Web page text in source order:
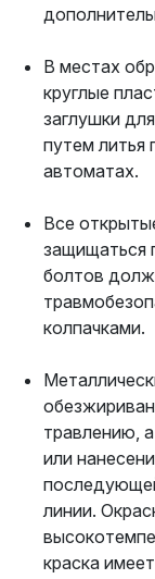
В местах
круглые
заглушки
путем литья
автоматах.
Все
защищаться
болтов
колпачками.
травлению,
или
линии.
краска